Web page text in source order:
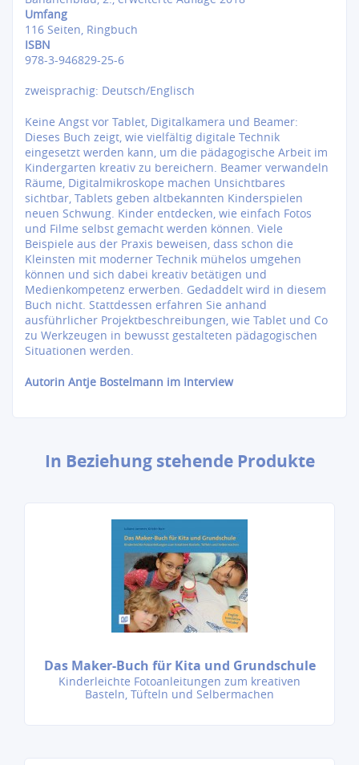
Umfang
116 Seiten, Ringbuch
ISBN
978-3-946829-25-6
zweisprachig: Deutsch/Englisch
Keine Angst vor Tablet, Digitalkamera und Beamer:
Dieses Buch zeigt, wie vielfältig digitale Technik
eingesetzt werden kann, um die pädagogische Arbeit im
Kindergarten kreativ zu bereichern. Beamer verwandeln
Räume, Digitalmikroskope machen Unsichtbares
sichtbar, Tablets geben altbekannten Kinderspielen
neuen Schwung. Kinder entdecken, wie einfach Fotos
und Filme selbst gemacht werden können. Viele
Beispiele aus der Praxis beweisen, dass schon die
Kleinsten mit moderner Technik mühelos umgehen
können und sich dabei kreativ betätigen und
Medienkompetenz erwerben. Gedaddelt wird in diesem
Buch nicht. Stattdessen erfahren Sie anhand
ausführlicher Projektbeschreibungen, wie Tablet und Co
zu Werkzeugen in bewusst gestalteten pädagogischen
Situationen werden.
Autorin Antje Bostelmann im Interview
In Beziehung stehende Produkte
Das Maker-Buch für Kita und Grundschule
Kinderleichte Fotoanleitungen zum kreativen
Basteln, Tüfteln und Selbermachen